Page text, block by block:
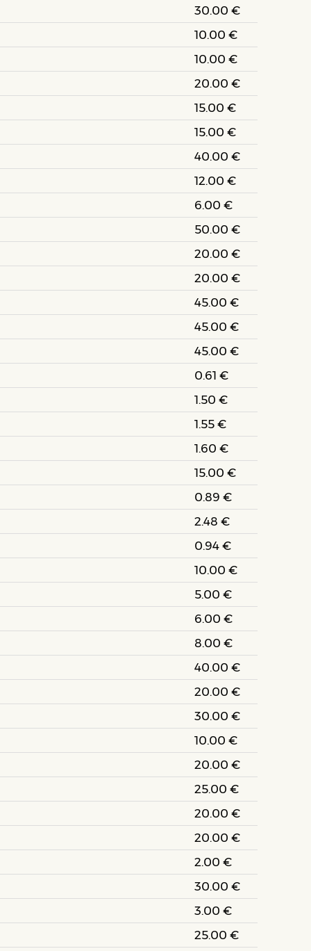
30.00 €
10.00 €
10.00 €
20.00 €
15.00 €
15.00 €
40.00 €
12.00 €
6.00 €
50.00 €
20.00 €
20.00 €
45.00 €
45.00 €
45.00 €
0.61 €
1.50 €
1.55 €
1.60 €
15.00 €
0.89 €
2.48 €
0.94 €
10.00 €
5.00 €
6.00 €
8.00 €
40.00 €
20.00 €
30.00 €
10.00 €
20.00 €
25.00 €
20.00 €
20.00 €
2.00 €
30.00 €
3.00 €
25.00 €